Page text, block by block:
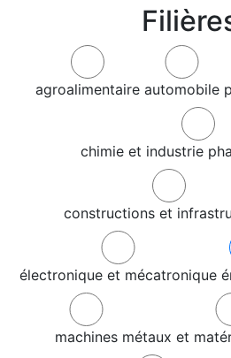
agroalimentaire automobile
chimie et industrie
constructions et
électronique et mécatronique
machines métaux et